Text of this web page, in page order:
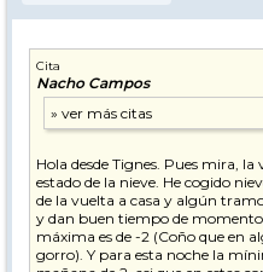
Cita
Nacho Campos
Hola desde Tignes. Pues mira,
estado de la nieve. He cogido
de la vuelta a casa y algún
y dan buen tiempo de
máxima es de -2 (Coño que en
gorro). Y para esta noche la